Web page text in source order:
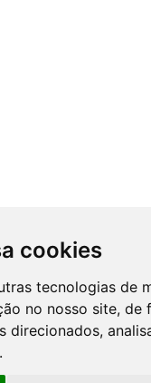
cookies
tecnologias de
no nosso site,
direcionados,
Mantenha-
Promções,